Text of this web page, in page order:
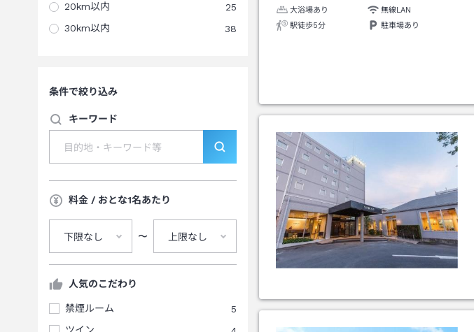
20km以内
25
30km以内
38
条件で絞り込み
キーワード
料金 / おとな1名あたり
下限なし 〜 上限なし
人気のこだわり
禁煙ルーム
5
大浴場あり
無線LAN
駅徒歩5分
駐車場あり